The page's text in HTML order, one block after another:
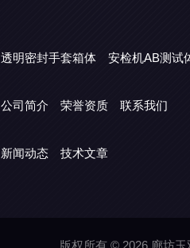
透明密封手套箱体 安检机AB测试
公司简介 荣誉资质 联系我们
新闻动态 技术文章
版权所有 © 2026 廊坊